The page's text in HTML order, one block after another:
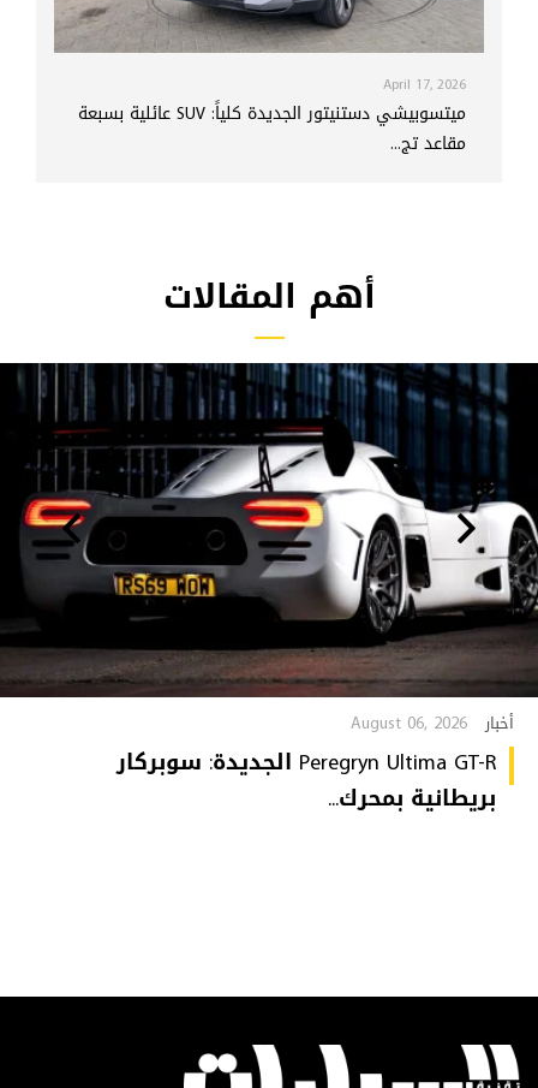
April 17, 2026
ميتسوبيشي دستنيتور الجديدة كلياً: SUV عائلية بسبعة
مقاعد تج...
أهم المقالات
أخبار August 06, 2026
Peregryn Ultima GT-R الجديدة: سوبركار
بريطانية بمحرك...